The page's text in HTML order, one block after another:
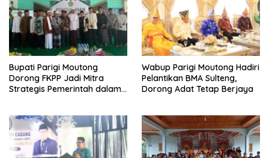
Bupati Parigi Moutong
Dorong FKPP Jadi Mitra
Strategis Pemerintah dalam
Wabup Parigi Moutong Hadiri
Pelantikan BMA Sulteng,
Dorong Adat Tetap Berjaya